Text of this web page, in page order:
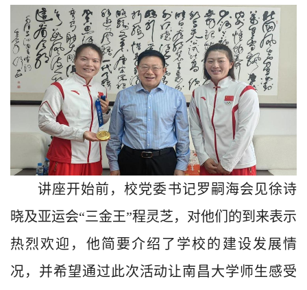
讲座开始前，校党委书记罗嗣海会见徐诗
晓及亚运会“三金王”程灵芝， 对他们的到来表示
热烈欢迎，他简要介绍了学校的建设发展情
况，并希望通过此次活动让南昌大学师生感受